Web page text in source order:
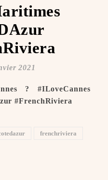
2021
#FrenchRiviera
frenchriviera